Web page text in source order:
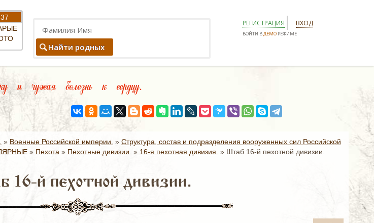
Найти родных
РЕГИСТРАЦИЯ ВХОД
ВОЙТИ ВДЕМО РЕЖИМЕ
и чужая болезнь к сердцу.
» Военные Российской империи. » Структура, состав и подразделения вооруженных сил Российской
» Пехота » Пехотные дивизии. » 16-я пехотная дивизия. » Штаб 16-й пехотной дивизии.
16-й пехотной дивизии.